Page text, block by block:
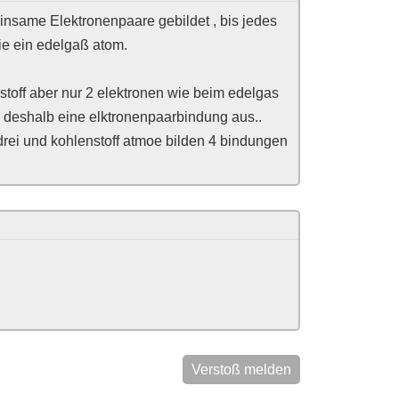
Elektronenpaare gebildet , bis jedes
ein edelgaß atom.
aber nur 2 elektronen wie beim edelgas
eine elktronenpaarbindung aus..
und kohlenstoff atmoe bilden 4 bindungen
Verstoß melden